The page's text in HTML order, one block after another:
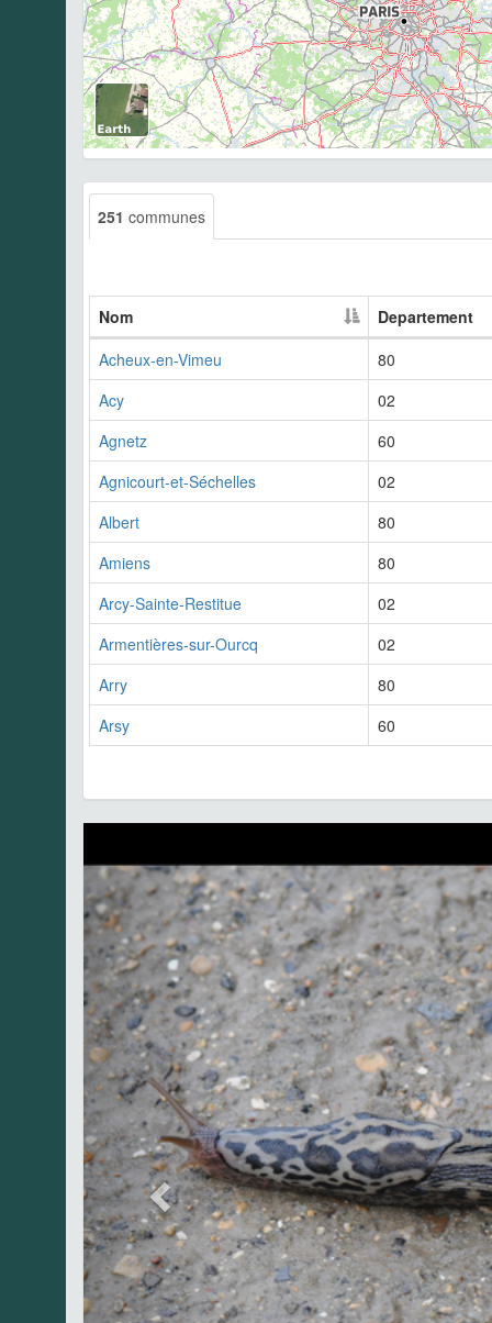
251 communes
Nom
Departement
Acheux-en-Vimeu
80
Acy
02
Agnetz
60
Agnicourt-et-Séchelles
02
Albert
80
Amiens
80
Arcy-Sainte-Restitue
02
Armentières-sur-Ourcq
02
Arry
80
Arsy
60